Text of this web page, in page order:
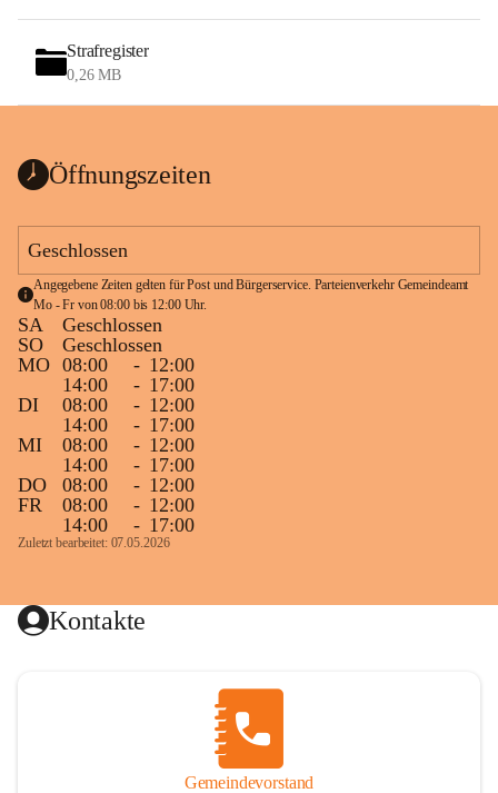
Strafregister
0,26 MB
Öffnungszeiten
Geschlossen
Angegebene Zeiten gelten für Post und Bürgerservice. Parteienverkehr Gemeindeamt
Mo - Fr von 08:00 bis 12:00 Uhr.
SA
Geschlossen
SO
Geschlossen
MO 08:00 - 12:00
14:00
- 17:00
DI
08:00 - 12:00
14:00
- 17:00
MI
08:00 - 12:00
14:00
- 17:00
DO
08:00 - 12:00
FR
08:00 - 12:00
14:00
- 17:00
Zuletzt bearbeitet: 07.05.2026
Kontakte
Gemeindevorstand